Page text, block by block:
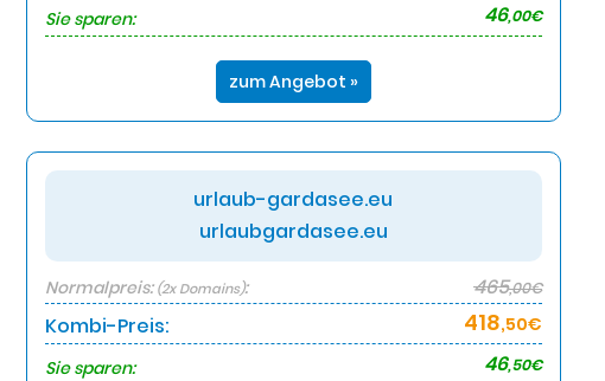
Sie sparen:
46,00€
zum Angebot »
urlaub-gardasee.eu
urlaubgardasee.eu
Normalpreis:(2x Domains): 465,00€
Kombi-Preis: 418,50€
Sie sparen:
46,50€